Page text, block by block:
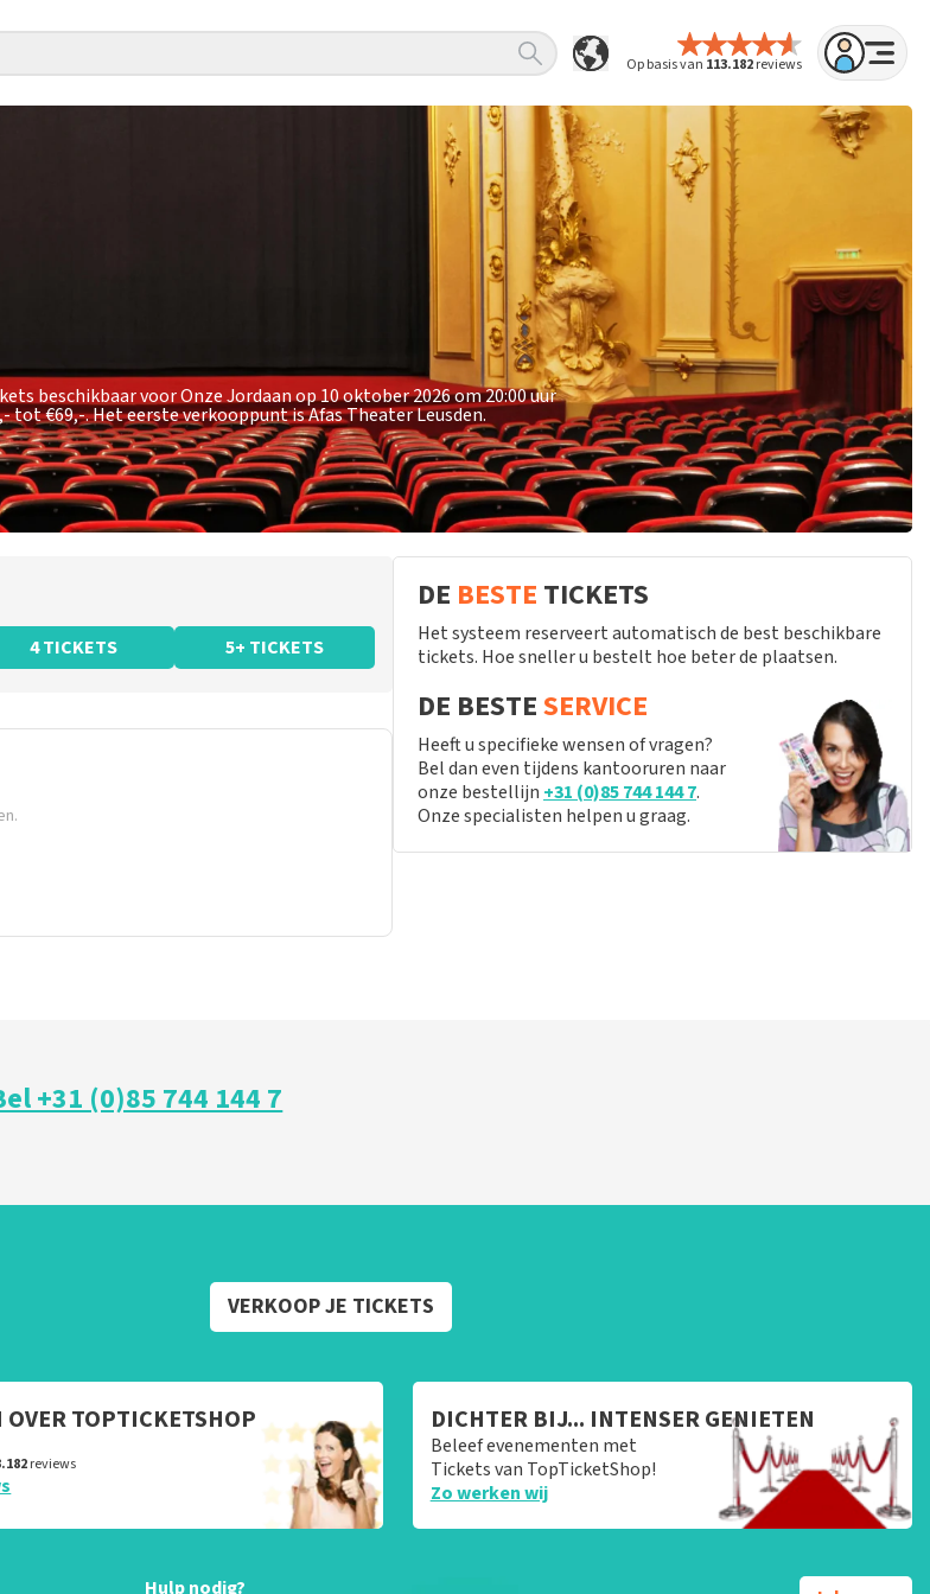
Op basis van 113.182reviews
beschikbaar voor Onze Jordaan op 10 oktober 2026 om 20:00 uur
tot €69,-. Het eerste verkooppunt is Afas Theater Leusden.
4 TICKETS 5+ TICKETS
DE BESTE TICKETS
Het systeem reserveert automatisch de best beschikbare
tickets. Hoe sneller u bestelt hoe beter de plaatsen.
DE BESTESERVICE
Heeft u specifieke wensen of vragen?
Bel dan even tijdens kantooruren naar
onze bestellijn +31 (0)85 744 144 7.
Onze specialisten helpen u graag.
+31 (0)85 744 144 7
VERKOOP JE TICKETS
TOPTICKETSHOP
reviews
DICHTER BIJ... INTENSER GENIETEN
Beleef evenementen met
Tickets van TopTicketShop!
Zo werken wij
Hulp nodig?